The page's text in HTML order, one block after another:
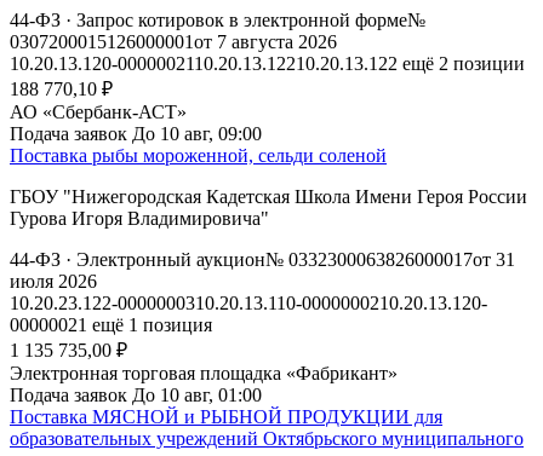
44-ФЗ · Запрос котировок в электронной форме№
0307200015126000001от 7 августа 2026
10.20.13.120-0000002110.20.13.12210.20.13.122 ещё 2 позиции
188 770,10 ₽
АО «Сбербанк-АСТ»
Подача заявок До 10 авг, 09:00
Поставка рыбы мороженной, сельди соленой
ГБОУ "Нижегородская Кадетская Школа Имени Героя России
Гурова Игоря Владимировича"
44-ФЗ · Электронный аукцион№ 0332300063826000017от 31
июля 2026
10.20.23.122-0000000310.20.13.110-0000000210.20.13.120-
00000021 ещё 1 позиция
1 135 735,00 ₽
Электронная торговая площадка «Фабрикант»
Подача заявок До 10 авг, 01:00
Поставка МЯСНОЙ и РЫБНОЙ ПРОДУКЦИИ для
образовательных учреждений Октябрьского муниципального